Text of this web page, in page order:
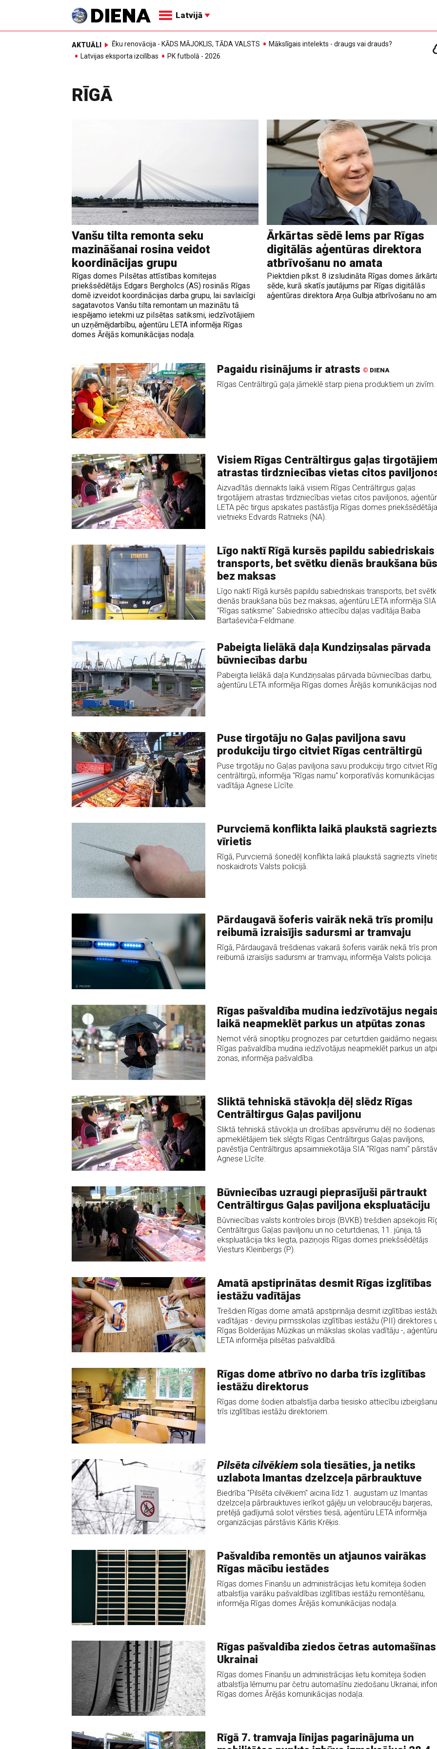
Latvijā
AKTUĀLI Ēku renovācija - KĀDS MĀJOKLIS, TĀDA VALSTS
Mākslīgais intelekts - draugs vai drauds?
Latvijas eksporta izcilības
PK futbolā - 2026
RĪGĀ
Vanšu tilta remonta seku
mazināšanai rosina veidot
koordinācijas grupu
Rīgas domes Pilsētas attīstības komitejas
priekšsēdētājs Edgars Bergholcs (AS) rosinās Rīgas
domē izveidot koordinācijas darba grupu, lai savlaicīgi
sagatavotos Vanšu tilta remontam un mazinātu tā
iespējamo ietekmi uz pilsētas satiksmi, iedzīvotājiem
un uzņēmējdarbību, aģentūru LETA informēja Rīgas
domes Ārējās komunikācijas nodaļa.
Ārkārtas sēdē lems par Rīgas
digitālās aģentūras direktora
atbrīvošanu no amata
Piektdien plkst. 8 izsludināta Rīgas domes
sēde, kurā skatīs jautājums par Rīgas digitālās
aģentūras direktora Arņa Gulbja atbrīvošanu no
Pagaidu risinājums ir atrasts © DIENA
Rīgas Centrāltirgū gaļa jāmeklē starp piena produktiem un zivīm.
Visiem Rīgas Centrāltirgus gaļas tirgotājiem
atrastas tirdzniecības vietas citos
Aizvadītās diennakts laikā visiem Rīgas Centrāltirgus gaļas
tirgotājiem atrastas tirdzniecības vietas citos paviljonos,
LETA pēc tirgus apskates pastāstīja Rīgas domes priekšsēdētāja
vietnieks Edvards Ratnieks (NA).
Līgo naktī Rīgā kursēs papildu sabiedriskais
transports, bet svētku dienās braukšana būs
bez maksas
Līgo naktī Rīgā kursēs papildu sabiedriskais transports, bet
dienās braukšana būs bez maksas, aģentūru LETA informēja SIA
"Rīgas satiksme" Sabiedrisko attiecību daļas vadītāja Baiba
Bartaševiča-Feldmane.
Pabeigta lielākā daļa Kundziņsalas pārvada
būvniecības darbu
Pabeigta lielākā daļa Kundziņsalas pārvada būvniecības darbu,
aģentūru LETA informēja Rīgas domes Ārējās komunikācijas
Puse tirgotāju no Gaļas paviljona savu
produkciju tirgo citviet Rīgas centrāltirgū
Puse tirgotāju no Gaļas paviljona savu produkciju tirgo citviet
centrāltirgū, informēja "Rīgas namu" korporatīvās komunikācijas
vadītāja Agnese Līcīte.
Purvciemā konflikta laikā plaukstā sagriezts
vīrietis
Rīgā, Purvciemā šonedēļ konflikta laikā plaukstā sagriezts
noskaidrots Valsts policijā.
Pārdaugavā šoferis vairāk nekā trīs promiļu
reibumā izraisījis sadursmi ar tramvaju
Rīgā, Pārdaugavā trešdienas vakarā šoferis vairāk nekā trīs
reibumā izraisījis sadursmi ar tramvaju, informēja Valsts policija.
Rīgas pašvaldība mudina iedzīvotājus
laikā neapmeklēt parkus un atpūtas zonas
Ņemot vērā sinoptiķu prognozes par ceturtdien gaidāmo
Rīgas pašvaldība mudina iedzīvotājus neapmeklēt parkus un
zonas, informēja pašvaldība.
Sliktā tehniskā stāvokļa dēļ slēdz Rīgas
Centrāltirgus Gaļas paviljonu
Sliktā tehniskā stāvokļa un drošības apsvērumu dēļ no šodienas
apmeklētājiem tiek slēgts Rīgas Centrāltirgus Gaļas paviljons,
pavēstīja Centrāltirgus apsaimniekotāja SIA "Rīgas nami"
Agnese Līcīte.
Būvniecības uzraugi pieprasījuši pārtraukt
Centrāltirgus Gaļas paviljona ekspluatāciju
Būvniecības valsts kontroles birojs (BVKB) trešdien apsekojis
Centrāltirgus Gaļas paviljonu un no ceturtdienas, 11. jūnija, tā
ekspluatācija tiks liegta, paziņojis Rīgas domes priekšsēdētājs
Viesturs Kleinbergs (P).
Amatā apstiprinātas desmit Rīgas izglītības
iestāžu vadītājas
Trešdien Rīgas dome amatā apstiprināja desmit izglītības
vadītājas - deviņu pirmsskolas izglītības iestāžu (PII) direktores
Rīgas Bolderājas Mūzikas un mākslas skolas vadītāju -, aģentūru
LETA informēja pilsētas pašvaldībā.
Rīgas dome atbrīvo no darba trīs izglītības
iestāžu direktorus
Rīgas dome šodien atbalstīja darba tiesisko attiecību
trīs izglītības iestāžu direktoriem.
Pilsēta cilvēkiemsola tiesāties, ja netiks
uzlabota Imantas dzelzceļa pārbrauktuve
Biedrība "Pilsēta cilvēkiem" aicina līdz 1. augustam uz Imantas
dzelzceļa pārbrauktuves ierīkot gājēju un velobraucēju barjeras,
pretējā gadījumā solot vērsties tiesā, aģentūru LETA informēja
organizācijas pārstāvis Kārlis Krēķis.
Pašvaldība remontēs un atjaunos vairākas
Rīgas mācību iestādes
Rīgas domes Finanšu un administrācijas lietu komiteja šodien
atbalstīja vairāku pašvaldības izglītības iestāžu remontēšanu,
informēja Rīgas domes Ārējās komunikācijas nodaļa.
Rīgas pašvaldība ziedos četras automašīnas
Ukrainai
Rīgas domes Finanšu un administrācijas lietu komiteja šodien
atbalstīja lēmumu par četru automašīnu ziedošanu Ukrainai,
Rīgas domes Ārējās komunikācijas nodaļa.
Rīgā 7. tramvaja līnijas pagarinājuma un